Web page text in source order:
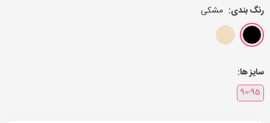
رنگ بندی: مشکی
سایز ها:
90-95